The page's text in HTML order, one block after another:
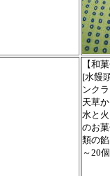
【和
[水饅
ンク
天草
水と
のお
類の
～20